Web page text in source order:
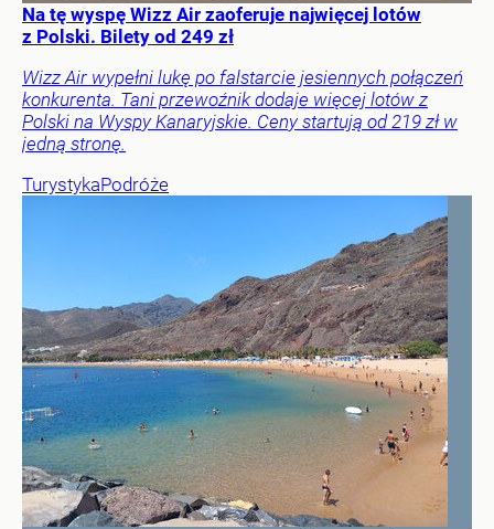
Na tę wyspę Wizz Air zaoferuje najwięcej lotów
z Polski. Bilety od 249 zł
Wizz Air wypełni lukę po falstarcie jesiennych połączeń
konkurenta. Tani przewoźnik dodaje więcej lotów z
Polski na Wyspy Kanaryjskie. Ceny startują od 219 zł w
jedną stronę.
TurystykaPodróże